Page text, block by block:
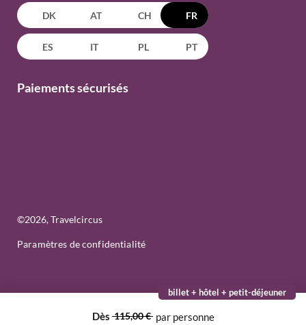
billet + hôtel + petit-déjeuner
Dès 115,00 € par personne
DK AT CH FR
ES IT PL PT
Paiements sécurisés
©2026, Travelcircus
Paramètres de confidentialité